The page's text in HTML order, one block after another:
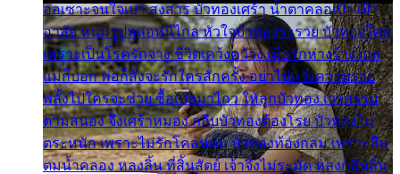
ออเซาะจนใจเบา สงสาร บัวทองเศร้า น้ำตาคลอเบ้า เฝ้า
อาลัย หนุ่มรูปหล่อหนีไกล หัวใจบัวทองระรวย บัวทองโศก
เพราะเป็นโรครักจาง ชีวิตเคว้งคว้าง เมื่อรักห่างร้างไกล
แม่ก็บอก พ่อก็สั่งจะรักใครสักครั้ง อย่าไปหวังความรวย
พลั้งไปใครจะช่วย ซื้อเปลมาไกว ให้ลูกบัวทอง เวรกรรม
ตามสนอง จึงเศร้าหมอง กลีบบัวทองต้องโรย บัวทองไม่
ตระหนัก เพราะไม่รักโคลนตม บัวทองท้องกลม เพราะลืม
ตมน้ำคลอง หลงลิ้น ที่สิ้นสัตย์ เจ้าจึงไม่ระมัด หลงกลิ่นลิ้น